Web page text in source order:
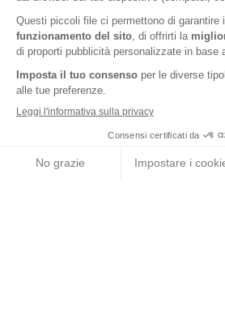
Coppa Singola Extra
Protein Gusto Vaniglia
Caramello
Iscriviti alla